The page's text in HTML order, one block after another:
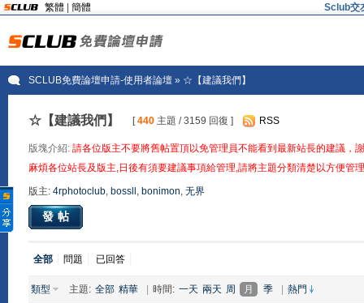
繁體 簡體 Sclub交
SCLUB免費論壇申請-使用者論壇» ☆【建議我們】
☆【建議我們】 [440主題 / 3159 回復 ] RSS
版塊介紹: 請各位版主不要將舊帖置頂以免管理員不能看到最新站長的建議，
麻煩各位站長及版主,日後有須要建議事項給管理,請將主題分類清楚以方便管
版主: 4rphotoclub, bossll , bonimon, 无界
發帖
全部 問題 已回答
類型 主題: 全部 精華 時間: 一天 兩天 周 月 季 熱門